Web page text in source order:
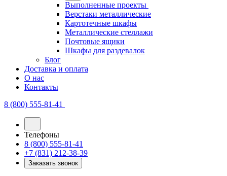
Выполненные проекты
Верстаки металлические
Картотечные шкафы
Металлические стеллажи
Почтовые ящики
Шкафы для раздевалок
Блог
Доставка и оплата
О нас
Контакты
8 (800) 555-81-41
Телефоны
8 (800) 555-81-41
+7 (831) 212-38-39
Заказать звонок